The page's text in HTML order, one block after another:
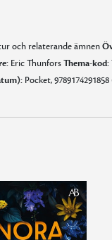
och relaterande ämnen
Eric ThunforsThema-kod:
Pocket, 9789174291858